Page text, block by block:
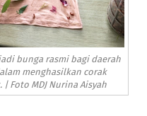
bunga rasmi bagi daerah
menghasilkan corak
Foto MDJ Nurina Aisyah